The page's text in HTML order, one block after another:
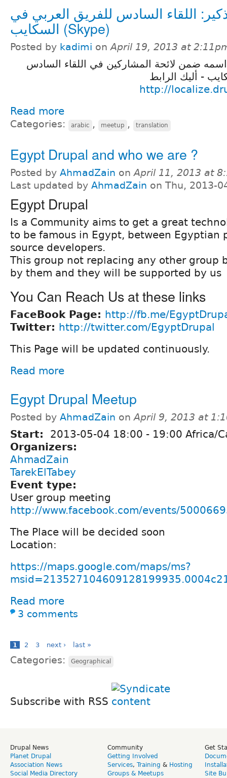
اللقاء السادس للفريق العربي في
السكايب (Skype)
Posted by kadimi onApril 19, 2013 at
ضمن لائحة المشاركين في اللقاء السادس
- أليك الرابط
http://
Read more
Categories: arabic , meetup , translation
Egypt Drupal and who we are ?
Posted by AhmadZain onApril 11, 2013 at
Last updated by AhmadZain on Thu, 2013-
Egypt Drupal
Is a Community aims to get a great
to be famous in Egypt, between Egyptian
source developers.
This group not replacing any other group
by them and they will be supported by us
You Can Reach Us at these links
FaceBook Page: http://fb.me/
Twitter: http://twitter.com/EgyptDrupal
This Page will be updated continuously.
Read more
Egypt Drupal Meetup
Posted by AhmadZain onApril 9, 2013 at
Start: 2013-05-04 18:00 - 19:00 Africa/
Organizers:
AhmadZain
TarekElTabey
Event type:
User group meeting
http://www.facebook.com/events/
The Place will be decided soon
Location:
https://maps.google.com/maps/ms?
Read more
3 comments
1 2 3 next › last »
Categories: Geographical
Subscribe with RSS
Drupal News
Planet Drupal
Association News
Social Media Directory
Community
Getting Involved
Services, Training & Hosting
Groups & Meetups
Get
Site